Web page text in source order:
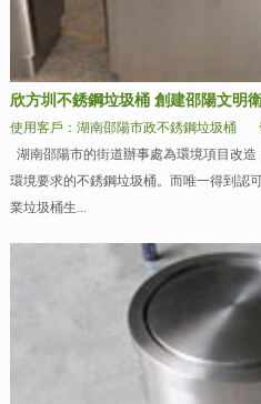
欣方圳不銹鋼垃圾桶 創建邵陽文明
使用客戶：湖南邵陽市政不銹鋼垃圾桶
湖南邵陽市的街道辦事處為環境項目改造
環境要求的不銹鋼垃圾桶。而唯一得到
業垃圾桶生...